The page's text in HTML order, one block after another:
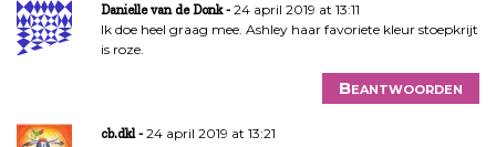
Danielle van de Donk
24 april 2019 at 13:11
Ik doe heel graag mee. Ashley haar favoriete kleur stoepkrijt
is roze.
Beantwoorden
cb.dkl
24 april 2019 at 13:21